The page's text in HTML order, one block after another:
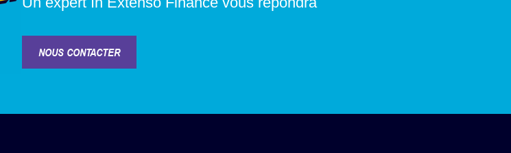
NOUS CONTACTER